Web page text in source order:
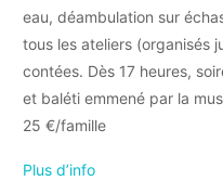
eau, déambulation sur
tous les ateliers (organisés
contées. Dès 17 heures,
et baléti emmené par la
25 €/famille
Plus d’info